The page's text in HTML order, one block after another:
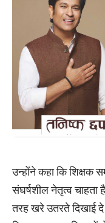
उन्होंने कहा कि शिक्षक
संघर्षशील नेतृत्व चाहता
तरह खरे उतरते दिखाई दे